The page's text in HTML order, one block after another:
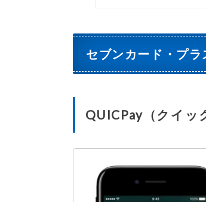
セブンカード・プラ
QUICPay（クイッ